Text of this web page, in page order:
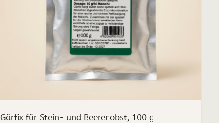
Gärfix für Stein- und Beerenobst, 100 g